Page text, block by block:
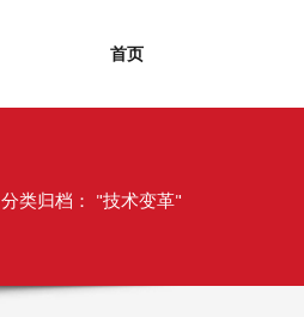
首页
分类归档： "技术变革"